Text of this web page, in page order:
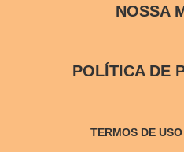
NOSSA
POLÍTICA DE
TERMOS DE